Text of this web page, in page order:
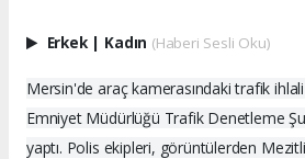
Erkek | Kadın (Haberi Sesli Oku)
Mersin'de araç kamerasındaki trafik
Emniyet Müdürlüğü Trafik Denetleme
yaptı. Polis ekipleri, görüntülerden